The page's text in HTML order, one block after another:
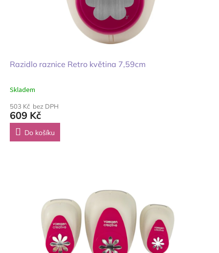
Razidlo raznice Retro květina 7,59cm
Skladem
503 Kč bez DPH
609 Kč
Do košíku